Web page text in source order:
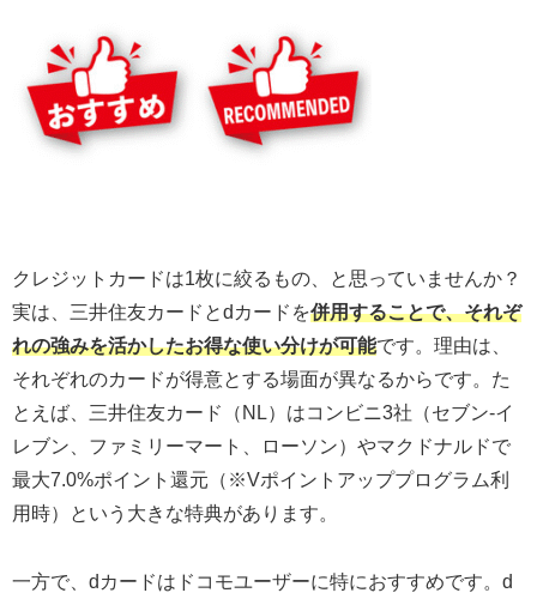
クレジットカードは1枚に絞るもの、と思っていませんか？
実は、三井住友カードとdカードを併用することで、それぞ
れの強みを活かしたお得な使い分けが可能です。理由は、
それぞれのカードが得意とする場面が異なるからです。た
とえば、三井住友カード（NL）はコンビニ3社（セブン-イ
レブン、ファミリーマート、ローソン）やマクドナルドで
最大7.0%ポイント還元（※Vポイントアッププログラム利
用時）という大きな特典があります。
一方で、dカードはドコモユーザーに特におすすめです。d